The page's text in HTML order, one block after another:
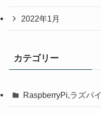
2022年1月
カテゴリー
RaspberryPi,ラズパイ